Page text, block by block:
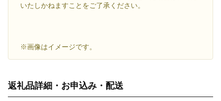
いたしかねますことをご了承ください。
※画像はイメージです。
返礼品詳細・お申込み・配送